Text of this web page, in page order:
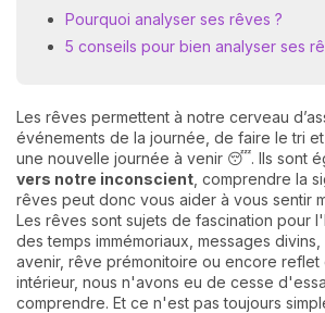
Pourquoi analyser ses rêves ?
5 conseils pour bien analyser ses
Les rêves permettent à notre cerveau
événements de la journée, de faire le tri
une nouvelle journée à venir 😴. Ils sont
vers notre inconscient , comprendre la
rêves peut donc vous aider à vous sentir
Les rêves sont sujets de fascination pour
des temps immémoriaux, messages
avenir, rêve prémonitoire ou encore reflet
intérieur, nous n'avons eu de cesse
comprendre. Et ce n'est pas toujours